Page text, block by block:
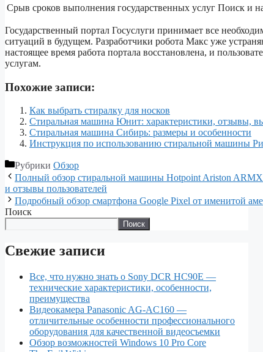
Срыв сроков выполнения государственных услуг Поиск и
Государственный портал Госуслуги принимает все
ситуаций в будущем. Разработчики робота Макс уже
настоящее время работа портала восстановлена, и
услугам.
Похожие записи:
Как выбрать стиралку для носков
Стиральная машина Юнит: характеристики, отзывы,
Стиральная машина Сибирь: размеры и особенности
Инструкция по использованию стиральной машины
Рубрики Обзор
Полный обзор стиральной машины Hotpoint Ariston
и отзывы пользователей
Подробный обзор смартфона Google Pixel от именитой
Поиск
Поиск
Свежие записи
Все, что нужно знать о Sony DCR HC90E —
технические характеристики, особенности,
преимущества
Видеокамера Panasonic AG-AC160 —
отличительные особенности профессионального
оборудования для качественной видеосъемки
Обзор возможностей Windows 10 Pro Core